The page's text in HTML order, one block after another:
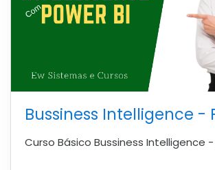
Bussiness Intelligence -
Curso Básico Bussiness Intelligence -